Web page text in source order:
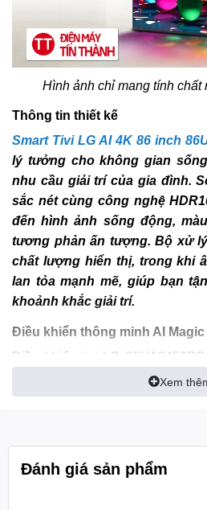
Hình ảnh chỉ mang tính chất
Thông tin thiết kế
Smart Tivi LG AI 4K 86 inch
lý tưởng cho không gian
nhu cầu giải trí của gia đình.
sắc nét cùng công nghệ
đến hình ảnh sống động,
tương phản ấn tượng. Bộ xử
chất lượng hiển thị, trong khi
lan tỏa mạnh mẽ, giúp bạn
khoảnh khắc giải trí.
Điều khiển thông minh AI Magic
Điều khiển tivi LG
remote không cần thêm thiết bị!
và bánh xe cuộn, trỏ và nhấp
Xem
Đánh giá sản phẩm